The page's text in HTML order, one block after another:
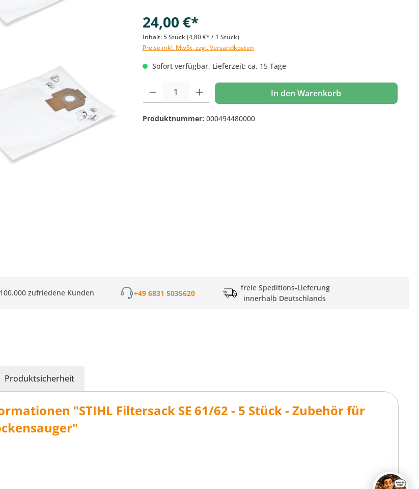
24,00 €*
Inhalt:5 Stück(4,80 €* / 1 Stück)
Preise inkl. MwSt. zzgl. Versandkosten
Sofort verfügbar, Lieferzeit: ca. 15 Tage
Produkt Anzahl: Gib den gewünschten Wert ein oder benutze die Schaltflächen um die
In den Warenkorb
Produktnummer: 000494480000
100.000 zufriedene Kunden +49 6831 5035620
freie Speditions-Lieferung
innerhalb Deutschlands
Produktsicherheit
"STIHL Filtersack SE 61/62 - 5 Stück - Zubehör für